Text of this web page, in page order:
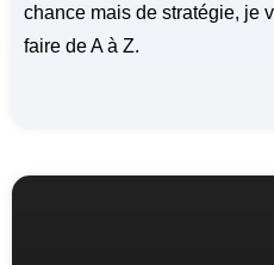
chance mais de stratégie, je
faire de A à Z.